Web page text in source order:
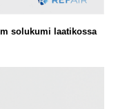
solukumi laatikossa